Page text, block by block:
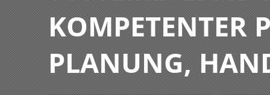
KOMPETENTER
PLANUNG,